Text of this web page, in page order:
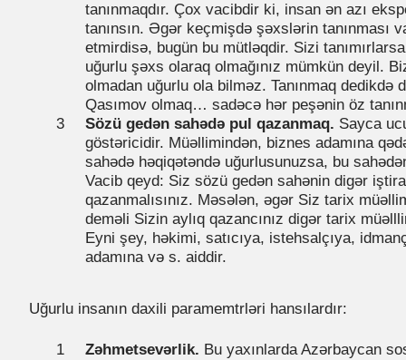
tanınmaqdır. Çox vacibdir ki, insan ən azı
tanınsın. Əgər keçmişdə şəxslərin tanınması
etmirdisə, bugün bu mütləqdir. Sizi
uğurlu şəxs olaraq olmağınız mümkün deyil.
olmadan uğurlu ola bilməz. Tanınmaq dedikdə
Qasımov olmaq… sadəcə hər peşənin öz
Sözü gedən sahədə pul qazanmaq. Sayca
göstəricidir. Müəllimindən, biznes adamına
sahədə həqiqətəndə uğurlusunuzsa, bu
Vacib qeyd: Siz sözü gedən sahənin digər
qazanmalısınız. Məsələn, əgər Siz tarix
deməli Sizin aylıq qazancınız digər tarix
Eyni şey, həkimi, satıcıya, istehsalçıya,
adamına və s. aiddir.
Uğurlu insanın daxili paramemtrləri hansılardır:
Zəhmetsevərlik. Bu yaxınlarda Azərbaycan